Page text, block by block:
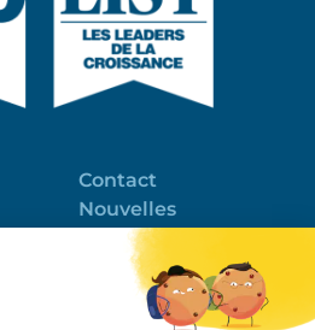
Contact
Nouvelles
Portail clients
Emploi
Politique de